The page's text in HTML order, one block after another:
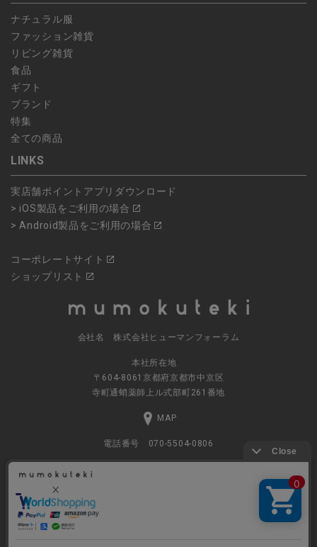
ナチュラル服
ファッション雑貨
リビング雑貨
食品
ギフト
ブランド
特集
全ての商品
LINKS
実店舗ポイントアプリダウンロード
> iOS製品をご利用の場合
> Android製品をご利用の場合
コーポレートサイト
ショップリスト
会社名 株式会社ヒューマンフォーラム
本社所在地
〒604-8061京都府京都市中京区
寺町通蛸薬師上ル式部町261番地
MAP
電話番号 070-5504-0806
営業時間 11:00～17:30（土日休業）